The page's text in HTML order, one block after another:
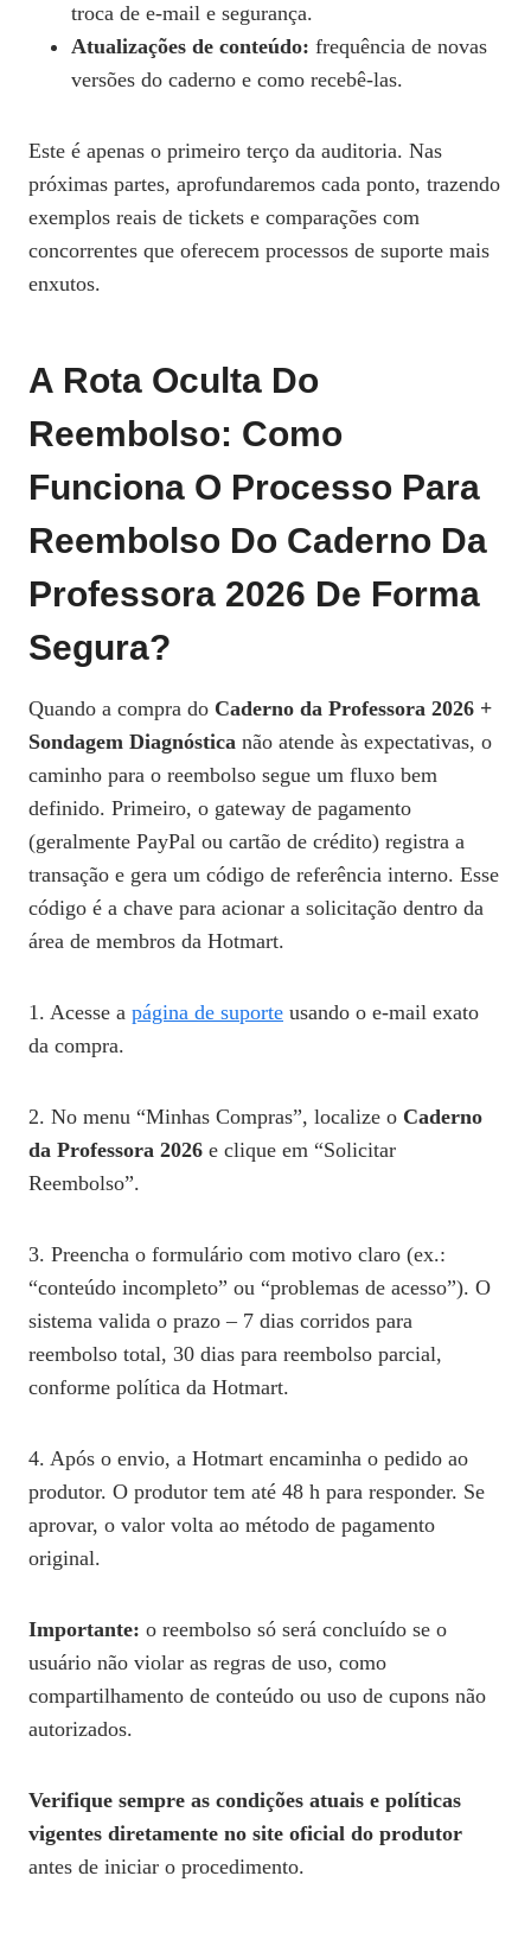
troca de e‑mail e segurança.
Atualizações de conteúdo: frequência de novas
versões do caderno e como recebê‑las.
Este é apenas o primeiro terço da auditoria. Nas
próximas partes, aprofundaremos cada ponto, trazendo
exemplos reais de tickets e comparações com
concorrentes que oferecem processos de suporte mais
enxutos.
A Rota Oculta Do
Reembolso: Como
Funciona O Processo Para
Reembolso Do Caderno Da
Professora 2026 De Forma
Segura?
Quando a compra do Caderno da Professora 2026 +
Sondagem Diagnóstica não atende às expectativas, o
caminho para o reembolso segue um fluxo bem
definido. Primeiro, o gateway de pagamento
(geralmente PayPal ou cartão de crédito) registra a
transação e gera um código de referência interno. Esse
código é a chave para acionar a solicitação dentro da
área de membros da Hotmart.
1. Acesse a página de suporte usando o e‑mail exato
da compra.
2. No menu “Minhas Compras”, localize o Caderno
da Professora 2026 e clique em “Solicitar
Reembolso”.
3. Preencha o formulário com motivo claro (ex.:
“conteúdo incompleto” ou “problemas de acesso”). O
sistema valida o prazo – 7 dias corridos para
reembolso total, 30 dias para reembolso parcial,
conforme política da Hotmart.
4. Após o envio, a Hotmart encaminha o pedido ao
produtor. O produtor tem até 48 h para responder. Se
aprovar, o valor volta ao método de pagamento
original.
Importante: o reembolso só será concluído se o
usuário não violar as regras de uso, como
compartilhamento de conteúdo ou uso de cupons não
autorizados.
Verifique sempre as condições atuais e políticas
vigentes diretamente no site oficial do produtor
antes de iniciar o procedimento.